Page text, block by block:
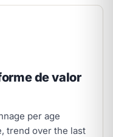
de valor
per age
trend over the last